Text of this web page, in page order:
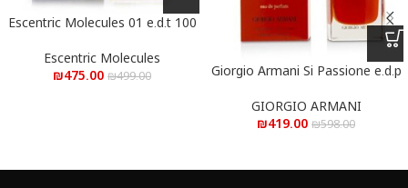
Giorgio Armani Si Passione e.d.p
100 מ”ל
GIORGIO ARMANI
₪598.00
₪419.00
Escentric Molecules 01 e.d.t 100
א.ד.ט 100 מ”ל
Escentric Molecules
₪499.00
₪475.00